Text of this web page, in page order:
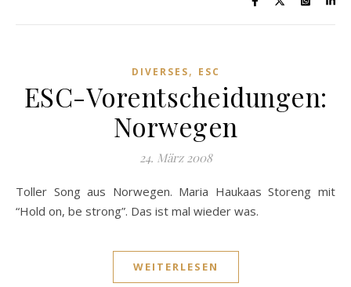
DIVERSES, ESC
ESC-Vorentscheidungen:
Norwegen
24. März 2008
Toller Song aus Norwegen. Maria Haukaas Storeng mit
“Hold on, be strong”. Das ist mal wieder was.
WEITERLESEN